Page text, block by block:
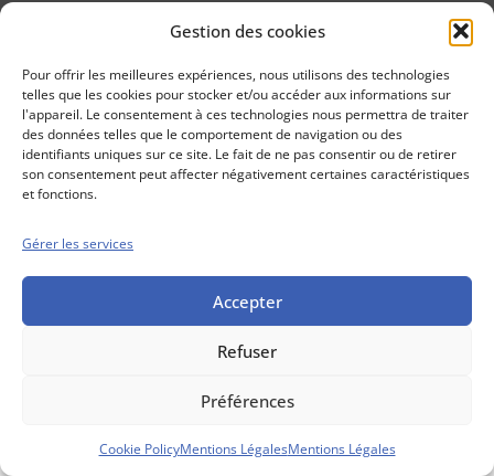
Gestion des cookies
Pour offrir les meilleures expériences, nous utilisons des technologies
telles que les cookies pour stocker et/ou accéder aux informations sur
l'appareil. Le consentement à ces technologies nous permettra de traiter
des données telles que le comportement de navigation ou des
identifiants uniques sur ce site. Le fait de ne pas consentir ou de retirer
son consentement peut affecter négativement certaines caractéristiques
et fonctions.
Gérer les services
Accepter
Refuser
Préférences
Cookie PolicyMentions LégalesMentions Légales